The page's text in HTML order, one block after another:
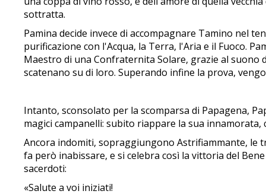
sottratta.
Pamina decide invece di accompagnare Tamino nel
purificazione con l'Acqua, la Terra, l'Aria e il Fuoco.
Maestro di una Confraternita Solare, grazie al
scatenano su di loro. Superando infine la prova,
Intanto, sconsolato per la scomparsa di Papagena,
magici campanelli: subito riappare la sua innamorata,
Ancora indomiti, sopraggiungono Astrifiammante, le
fa però inabissare, e si celebra così la vittoria del
sacerdoti:
«Salute a voi iniziati!